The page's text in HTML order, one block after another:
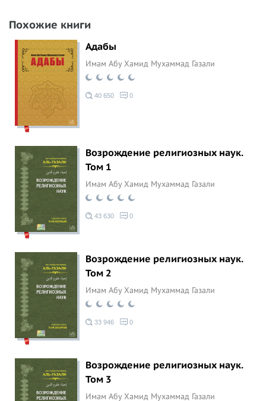
Похожие книги
Адабы
Имам Абу Хамид Мухаммад Газали
40 650 0
Возрождение религиозных наук.
Том 1
Имам Абу Хамид Мухаммад Газали
43 630 0
Возрождение религиозных наук.
Том 2
Имам Абу Хамид Мухаммад Газали
33 946 0
Возрождение религиозных наук.
Том 3
Имам Абу Хамид Мухаммад Газали